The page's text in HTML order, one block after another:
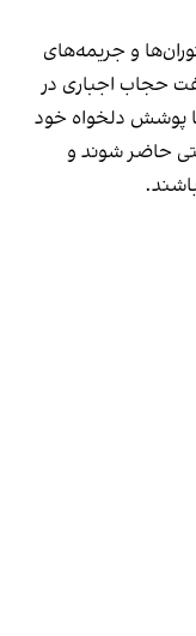
و جریمه‌های
حجاب اجباری در
با پوشش دلخواه خود
حاضر شوند و